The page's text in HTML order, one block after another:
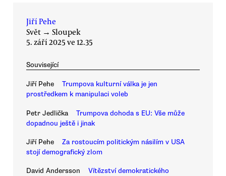
Jiří Pehe
Svět → Sloupek
5. září 2025 ve 12.35
Související
Jiří Pehe
Trumpova kulturní válka je jen
prostředkem k manipulaci voleb
Petr Jedlička
Trumpova dohoda s EU: Vše může
dopadnou ještě i jinak
Jiří Pehe
Za rostoucím politickým násilím v USA
stojí demografický zlom
David Andersson
Vítězství demokratického